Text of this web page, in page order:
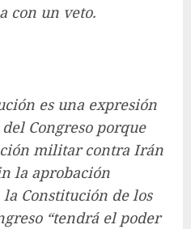
con un veto.
es una expresión
Congreso porque
militar contra Irán
la aprobación
Constitución de los
“tendrá el poder